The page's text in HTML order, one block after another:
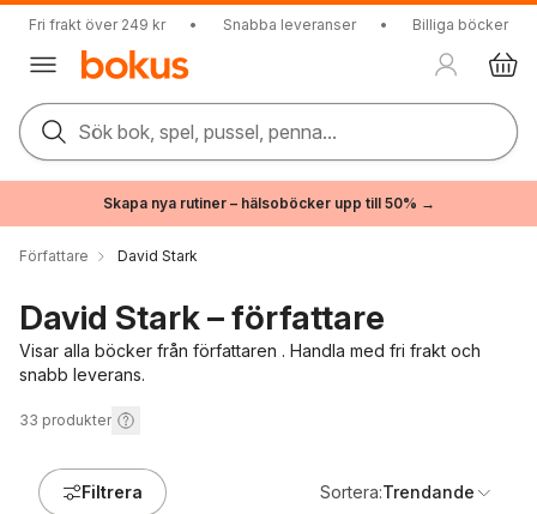
Fri frakt över 249 kr • Snabba leveranser • Billiga böcker
Sök bok, spel, pussel, penna...
Skapa nya rutiner – hälsoböcker upp till 50% →
Författare David Stark
David Stark – författare
Visar alla böcker från författaren . Handla med fri frakt och
snabb leverans.
33 produkter
Filtrera Sortera:Trendande